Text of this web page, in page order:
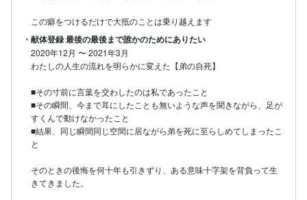
この癖をつけるだけで大抵のことは乗り越えます
・献体登録 最後の最後まで誰かのためにありたい
2020年12月 〜2021年3月
わたしの人生の流れを明らかに変えた【弟の自死】
■その寸前に言葉を交わしたのは私であったこと
■その瞬間、今まで耳にしたことも無いような声を聞きながら、足が
すくんで動けなかったこと
■結果、同じ瞬間同じ空間に居ながら弟を死に至らしめてしまったこ
と
そのときの後悔を何十年も引きずり、ある意味十字架を背負って生
きてきました。